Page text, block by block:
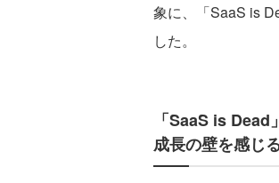
象に、「SaaS is
した。
「SaaS is
成長の壁を感じ